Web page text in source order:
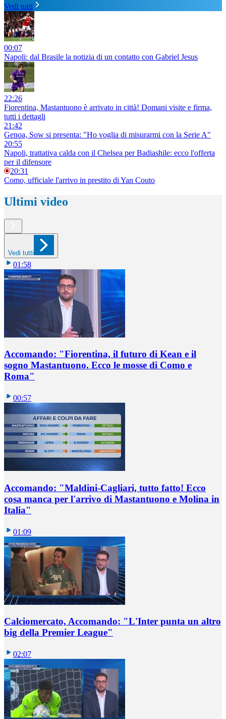
Vedi tutti
00:07
Napoli: dal Brasile la notizia di un contatto con Gabriel Jesus
22:26
Fiorentina, Mastantuono è arrivato in città! Domani visite e firma,
tutti i dettagli
21:42
Genoa, Sow si presenta: "Ho voglia di misurarmi con la Serie A"
20:55
Napoli, trattativa calda con il Chelsea per Badiashile: ecco l'offerta
per il difensore
20:31
Como, ufficiale l'arrivo in prestito di Yan Couto
Ultimi video
Vedi tutti
01:58
Accomando: "Fiorentina, il futuro di Kean e il
sogno Mastantuono. Ecco le mosse di Como e
Roma"
00:57
Accomando: "Maldini-Cagliari, tutto fatto! Ecco
cosa manca per l'arrivo di Mastantuono e Molina in
Italia"
01:09
Calciomercato, Accomando: "L'Inter punta un altro
big della Premier League"
02:07